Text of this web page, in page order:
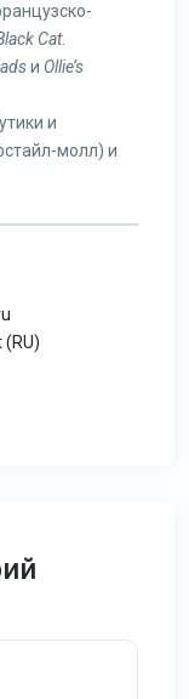
Cat.
и Ollie’s
и
молл) и